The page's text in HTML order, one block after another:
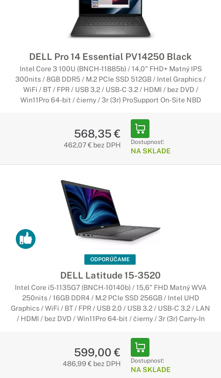
DELL Pro 14 Essential PV14250 Black
Intel Core 3 100U (BNCH-11885b) / 14,0" FHD+ Matný IPS
300nits / 8GB DDR5 / M.2 PCIe SSD 512GB / Intel Graphics /
WiFi / BT / FPR / USB 3.2 / USB-C 3.2 / HDMI / bez DVD /
Win11Pro 64-bit / čierny / 3r (3r) ProSupport On-Site NBD
568,35 €
462,07 € bez DPH Dostupnosť:
NA SKLADE
ODPORÚČAME
DELL Latitude 15-3520
Intel Core i5-1135G7 (BNCH-10140b) / 15,6" FHD Matný WVA
250nits / 16GB DDR4 / M.2 PCIe SSD 256GB / Intel UHD
Graphics / WiFi / BT / FPR / USB 2.0 / USB 3.2 / USB-C 3.2 / LAN
/ HDMI / bez DVD / Win11Pro 64-bit / čierny / 3r (3r) Carry-In
599,00 €
486,99 € bez DPH Dostupnosť:
NA SKLADE